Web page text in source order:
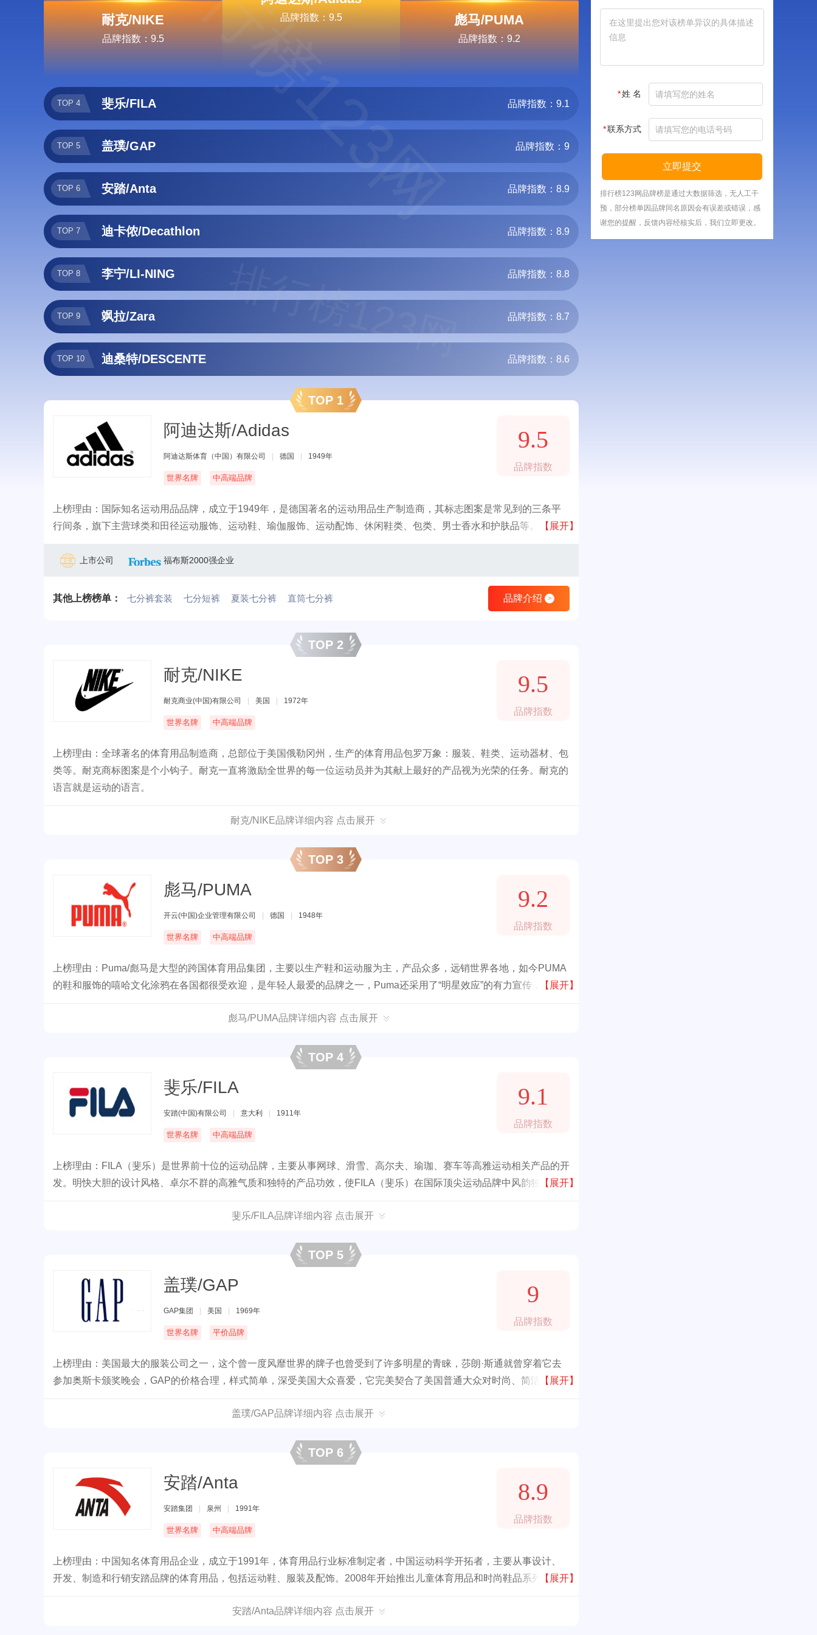
耐克/NIKE
品牌指数：9.5
品牌指数：9.5 彪马/PUMA
品牌指数：9.2
TOP 4 斐乐/FILA 品牌指数：9.1
TOP 5 盖璞/GAP 品牌指数：9
TOP 6 安踏/Anta 品牌指数：8.9
TOP 7 迪卡侬/Decathlon 品牌指数：8.9
TOP 8 李宁/LI-NING 品牌指数：8.8
TOP 9 飒拉/Zara 品牌指数：8.7
TOP 10 迪桑特/DESCENTE 品牌指数：8.6
TOP 1
阿迪达斯/Adidas
阿迪达斯体育（中国）有限公司 德国 1949年
世界名牌 中高端品牌
9.5
品牌指数
上榜理由：国际知名运动用品品牌，成立于1949年，是德国著名的运动用品生产制造商，其标志图案是常见到的三条平
行间条，旗下主营球类和田径运动服饰、运动鞋、瑜伽服饰、运动配饰、休闲鞋类、包类、男士香水和护肤品等。
【展开】
上市公司 福布斯2000强企业
其他上榜榜单： 七分裤套装 七分短裤 夏装七分裤 直筒七分裤 品牌介绍 >
TOP 2
耐克/NIKE
耐克商业(中国)有限公司 美国 1972年
世界名牌 中高端品牌
9.5
品牌指数
上榜理由：全球著名的体育用品制造商，总部位于美国俄勒冈州，生产的体育用品包罗万象：服装、鞋类、运动器材、包
类等。耐克商标图案是个小钩子。耐克一直将激励全世界的每一位运动员并为其献上最好的产品视为光荣的任务。耐克的
语言就是运动的语言。
耐克/NIKE品牌详细内容 点击展开
TOP 3
彪马/PUMA
开云(中国)企业管理有限公司 德国 1948年
世界名牌 中高端品牌
9.2
品牌指数
上榜理由：Puma/彪马是大型的跨国体育用品集团，主要以生产鞋和运动服为主，产品众多，远销世界各地，如今PUMA
的鞋和服饰的嘻哈文化涂鸦在各国都很受欢迎，是年轻人最爱的品牌之一，Puma还采用了“明星效应”的有力宣传，为许
【展开】
彪马/PUMA品牌详细内容 点击展开
TOP 4
斐乐/FILA
安踏(中国)有限公司 意大利 1911年
世界名牌 中高端品牌
9.1
品牌指数
上榜理由：FILA（斐乐）是世界前十位的运动品牌，主要从事网球、滑雪、高尔夫、瑜珈、赛车等高雅运动相关产品的开
发。明快大胆的设计风格、卓尔不群的高雅气质和独特的产品功效，使FILA（斐乐）在国际顶尖运动品牌中风韵独具，誉
元化策略，拓展运动服装业务。并在之后的岁月里先后开发了高尔夫、网球、健身，瑜伽、跑步及滑雪系列，最终奠定了
【展开】
斐乐/FILA品牌详细内容 点击展开
TOP 5
盖璞/GAP
GAP集团 美国 1969年
世界名牌 平价品牌
9
品牌指数
上榜理由：美国最大的服装公司之一，这个曾一度风靡世界的牌子也曾受到了许多明星的青睐，莎朗·斯通就曾穿着它去
参加奥斯卡颁奖晚会，GAP的价格合理，样式简单，深受美国大众喜爱，它完美契合了美国普通大众对时尚、简洁、大【展开】
盖璞/GAP品牌详细内容 点击展开
TOP 6
安踏/Anta
安踏集团 泉州 1991年
世界名牌 中高端品牌
8.9
品牌指数
上榜理由：中国知名体育用品企业，成立于1991年，体育用品行业标准制定者，中国运动科学开拓者，主要从事设计、
开发、制造和行销安踏品牌的体育用品，包括运动鞋、服装及配饰。2008年开始推出儿童体育用品和时尚鞋品系列。认
【展开】
安踏/Anta品牌详细内容 点击展开
排行榜123网
排行榜123网
*姓 名
*联系方式
立即提交
排行榜123网品牌榜是通过大数据筛选，无人工干
预，部分榜单因品牌同名原因会有误差或错误，感
谢您的提醒，反馈内容经核实后，我们立即更改。